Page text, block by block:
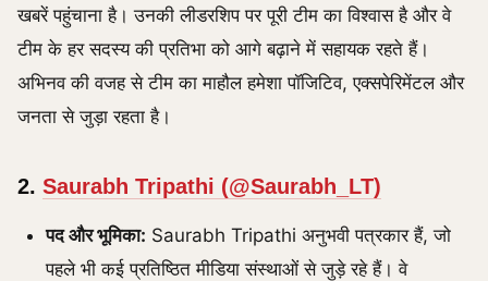
खबरें पहुंचाना है। उनकी लीडरशिप पर पूरी टीम का विश्वास है और वे
टीम के हर सदस्य की प्रतिभा को आगे बढ़ाने में सहायक रहते हैं।
अभिनव की वजह से टीम का माहौल हमेशा पॉजिटिव, एक्सपेरिमेंटल और
जनता से जुड़ा रहता है।
2. Saurabh Tripathi (@Saurabh_LT)
पद और भूमिका: Saurabh Tripathi अनुभवी पत्रकार हैं, जो
पहले भी कई प्रतिष्ठित मीडिया संस्थाओं से जुड़े रहे हैं। वे